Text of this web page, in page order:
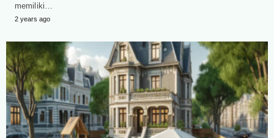
memiliki…
2 years ago